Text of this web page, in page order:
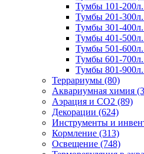
Тумбы 101-
Тумбы 201-
Тумбы 301-
Тумбы 401-
Тумбы 501-
Тумбы 601-
Тумбы 801-
Террариумы (80)
Аквариумная химия
Аэрация и CO2 (89)
Декорации (624)
Инструменты и
Кормление (313)
Освещение (748)